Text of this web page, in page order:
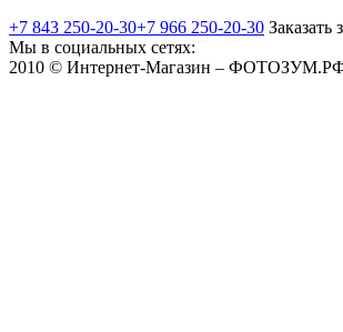
+7 843 250-20-30+7 966 250-20-30 Заказать
Мы в социальных сетях:
2010 © Интернет-Магазин –